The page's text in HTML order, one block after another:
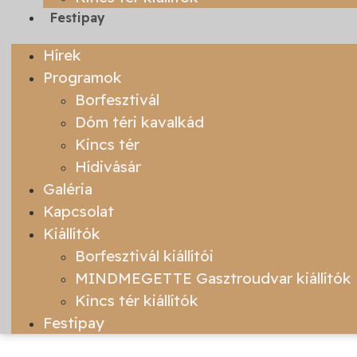
Festipay
Hírek
Programok
Borfesztivál
Dóm téri kavalkád
Kincs tér
Hídivásár
Galéria
Kapcsolat
Kiállítók
Borfesztivál kiállítói
MINDMEGETTE Gasztroudvar kiállítók
Kincs tér kiállítók
Festipay